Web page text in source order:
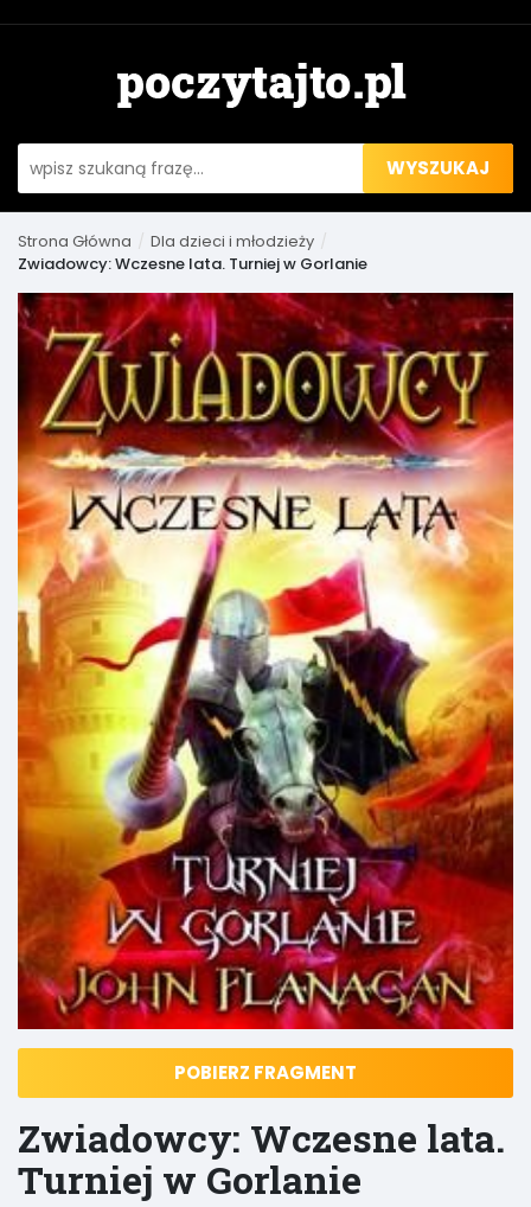
WYSZUKAJ
Strona Główna
Dla dzieci i młodzieży
Zwiadowcy: Wczesne lata. Turniej w Gorlanie
POBIERZ FRAGMENT
Zwiadowcy: Wczesne lata.
Turniej w Gorlanie